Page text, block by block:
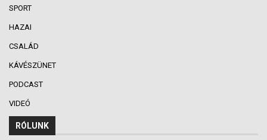
SPORT
HAZAI
CSALÁD
KÁVÉSZÜNET
PODCAST
VIDEÓ
RÓLUNK